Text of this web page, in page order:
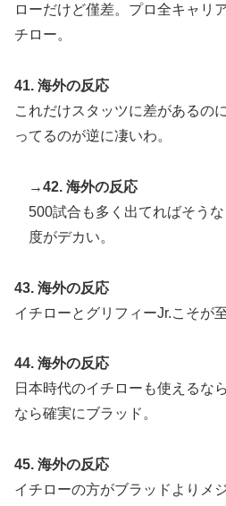
ローだけど僅差。プロ全キャリ
チロー。
41. 海外の反応
これだけスタッツに差があるの
ってるのが逆に凄いわ。
→42. 海外の反応
500試合も多く出てればそう
度がデカい。
43. 海外の反応
イチローとグリフィーJr.こそが至
44. 海外の反応
日本時代のイチローも使えるな
なら確実にブラッド。
45. 海外の反応
イチローの方がブラッドよりメ